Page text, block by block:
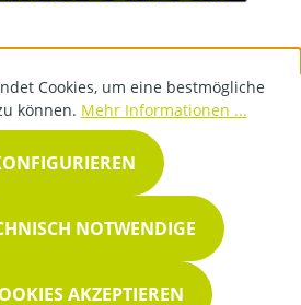
Cookies, um eine bestmögliche
können. Mehr Informationen ...
NOTWENDIGE
AKZEPTIEREN